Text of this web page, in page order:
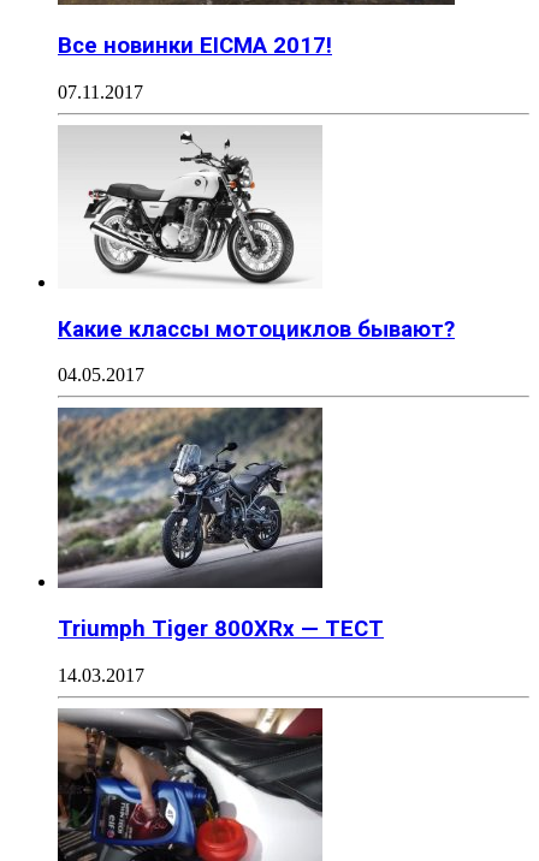
Все новинки EICMA 2017!
07.11.2017
Какие классы мотоциклов бывают?
04.05.2017
Triumph Tiger 800XRx — ТЕСТ
14.03.2017